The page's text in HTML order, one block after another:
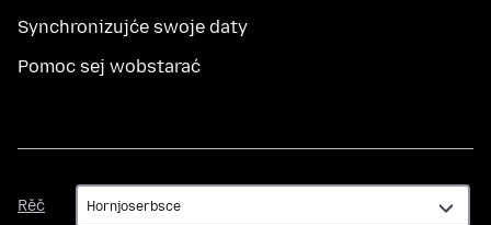
Synchronizujće swoje daty
Pomoc sej wobstarać
Rěč
Rěč